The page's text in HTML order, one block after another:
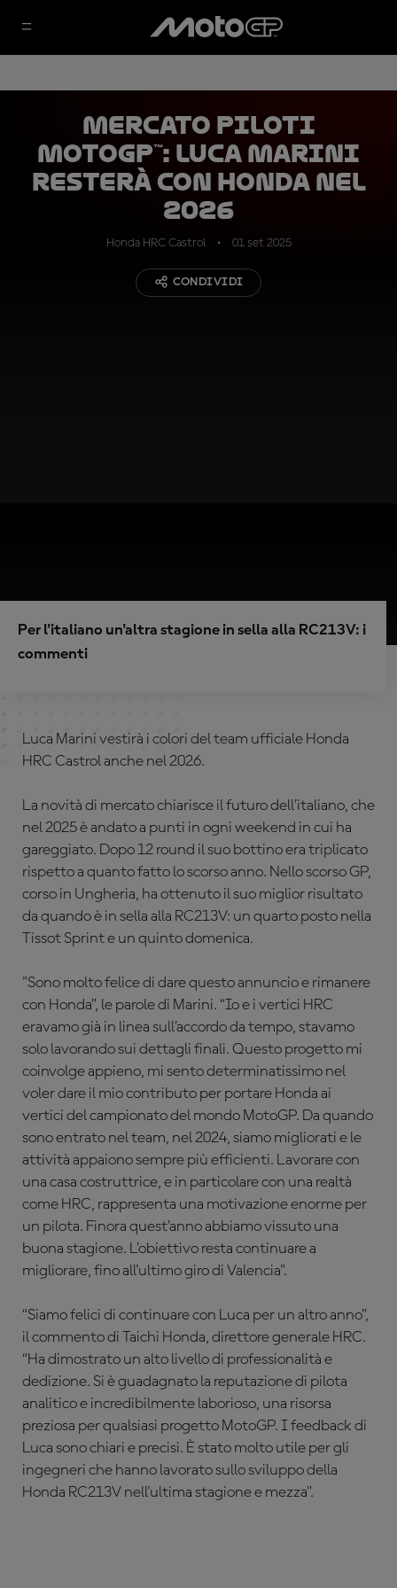
Mercato piloti
MotoGP™: Luca Marini
resterà con Honda nel
2026
Honda HRC Castrol 01 set 2025
CONDIVIDI
Per l'italiano un'altra stagione in sella alla RC213V: i
commenti
Luca Marini vestirà i colori del team ufficiale Honda
HRC Castrol anche nel 2026.
La novità di mercato chiarisce il futuro dell’italiano, che
nel 2025 è andato a punti in ogni weekend in cui ha
gareggiato. Dopo 12 round il suo bottino era triplicato
rispetto a quanto fatto lo scorso anno. Nello scorso GP,
corso in Ungheria, ha ottenuto il suo miglior risultato
da quando è in sella alla RC213V: un quarto posto nella
Tissot Sprint e un quinto domenica.
"Sono molto felice di dare questo annuncio e rimanere
con Honda”, le parole di Marini. “Io e i vertici HRC
eravamo già in linea sull’accordo da tempo, stavamo
solo lavorando sui dettagli finali. Questo progetto mi
coinvolge appieno, mi sento determinatissimo nel
voler dare il mio contributo per portare Honda ai
vertici del campionato del mondo MotoGP. Da quando
sono entrato nel team, nel 2024, siamo migliorati e le
attività appaiono sempre più efficienti. Lavorare con
una casa costruttrice, e in particolare con una realtà
come HRC, rappresenta una motivazione enorme per
un pilota. Finora quest’anno abbiamo vissuto una
buona stagione. L’obiettivo resta continuare a
migliorare, fino all'ultimo giro di Valencia".
“Siamo felici di continuare con Luca per un altro anno”,
il commento di Taichi Honda, direttore generale HRC.
“Ha dimostrato un alto livello di professionalità e
dedizione. Si è guadagnato la reputazione di pilota
analitico e incredibilmente laborioso, una risorsa
preziosa per qualsiasi progetto MotoGP. I feedback di
Luca sono chiari e precisi. È stato molto utile per gli
ingegneri che hanno lavorato sullo sviluppo della
Honda RC213V nell'ultima stagione e mezza”.